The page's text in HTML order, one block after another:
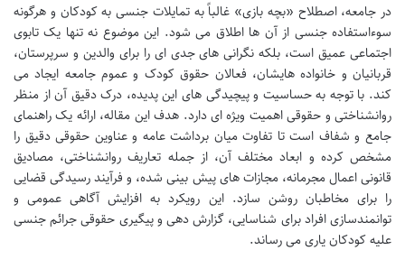
در جامعه، اصطلاح «بچه بازی» غالباً به تمایلات جنسی به کودکان و هرگونه
سوءاستفاده جنسی از آن ها اطلاق می شود. این موضوع نه تنها یک تابوی
اجتماعی عمیق است، بلکه نگرانی های جدی ای را برای والدین و سرپرستان،
قربانیان و خانواده هایشان، فعالان حقوق کودک و عموم جامعه ایجاد می
کند. با توجه به حساسیت و پیچیدگی های این پدیده، درک دقیق آن از منظر
روانشناختی و حقوقی اهمیت ویژه ای دارد. هدف این مقاله، ارائه یک راهنمای
جامع و شفاف است تا تفاوت میان برداشت عامه و عناوین حقوقی دقیق را
مشخص کرده و ابعاد مختلف آن، از جمله تعاریف روانشناختی، مصادیق
قانونی اعمال مجرمانه، مجازات های پیش بینی شده، و فرآیند رسیدگی قضایی
را برای مخاطبان روشن سازد. این رویکرد به افزایش آگاهی عمومی و
توانمندسازی افراد برای شناسایی، گزارش دهی و پیگیری حقوقی جرائم جنسی
علیه کودکان یاری می رساند.